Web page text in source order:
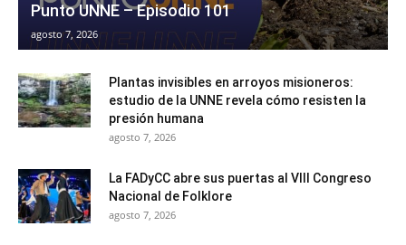
Punto UNNE – Episodio 101
agosto 7, 2026
Plantas invisibles en arroyos misioneros:
estudio de la UNNE revela cómo resisten la
presión humana
agosto 7, 2026
La FADyCC abre sus puertas al VIII Congreso
Nacional de Folklore
agosto 7, 2026